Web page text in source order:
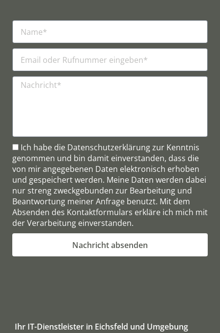
Ich habe die Datenschutzerklärungzur Kenntnis
genommen und bin damit einverstanden, dass die
von mir angegebenen Daten elektronisch erhoben
und gespeichert werden. Meine Daten werden dabei
nur streng zweckgebunden zur Bearbeitung und
Beantwortung meiner Anfrage benutzt. Mit dem
Absenden des Kontaktformulars erkläre ich mich mit
der Verarbeitung einverstanden.
Nachricht absenden
Ihr IT-Dienstleister in Eichsfeld und Umgebung